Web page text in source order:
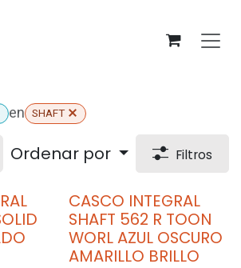
en SHAFT
Ordenar por Filtros
CASCO INTEGRAL
SHAFT 562 R TOON
WORL AZUL OSCURO
AMARILLO BRILLO